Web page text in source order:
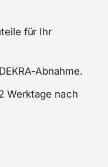
für Ihr
Abnahme.
Werktage nach